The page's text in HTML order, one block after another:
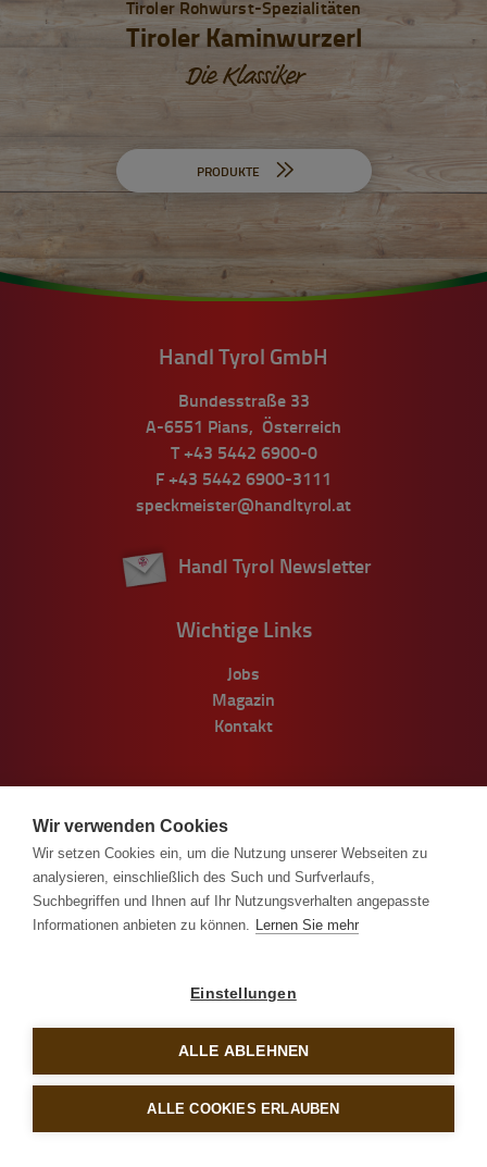
Tiroler Rohwurst-Spezialitäten
Tiroler Kaminwurzerl
Die Klassiker
PRODUKTE
Handl Tyrol GmbH
Bundesstraße 33
A-6551 Pians, Österreich
T +43 5442 6900-0
F +43 5442 6900-3111
speckmeister@handltyrol.at
Handl Tyrol Newsletter
Wichtige Links
Jobs
Magazin
Kontakt
Standorts zur Speckproduktion in
Haiming/Tirol.
© Handl Tyrol 2026
Wir verwenden Cookies
Wir setzen Cookies ein, um die Nutzung unserer Webseiten zu
analysieren, einschließlich des Such und Surfverlaufs,
Suchbegriffen und Ihnen auf Ihr Nutzungsverhalten angepasste
Informationen anbieten zu können. Lernen Sie mehr
Einstellungen
ALLE ABLEHNEN
ALLE COOKIES ERLAUBEN